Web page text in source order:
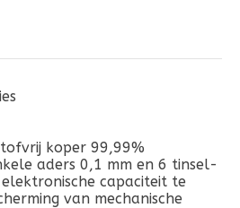
koper 99,99%
aders 0,1 mm en 6 tinsel-
capaciteit te
van mechanische